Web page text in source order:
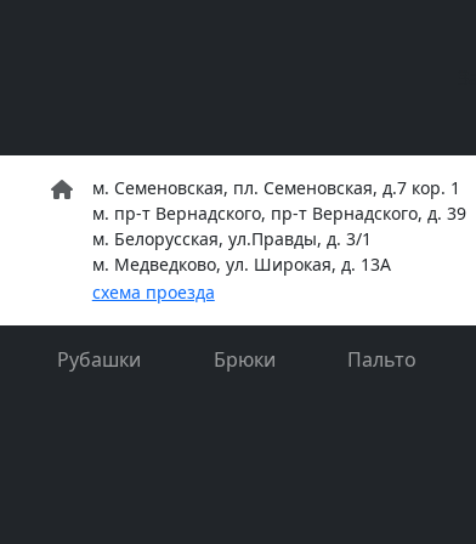
м. Семеновская, пл. Семеновская, д.7 кор. 1
м. пр-т Вернадского, пр-т Вернадского, д. 39
м. Белорусская, ул.Правды, д. 3/1
м. Медведково, ул. Широкая, д. 13А
схема проезда
Рубашки Брюки Пальто